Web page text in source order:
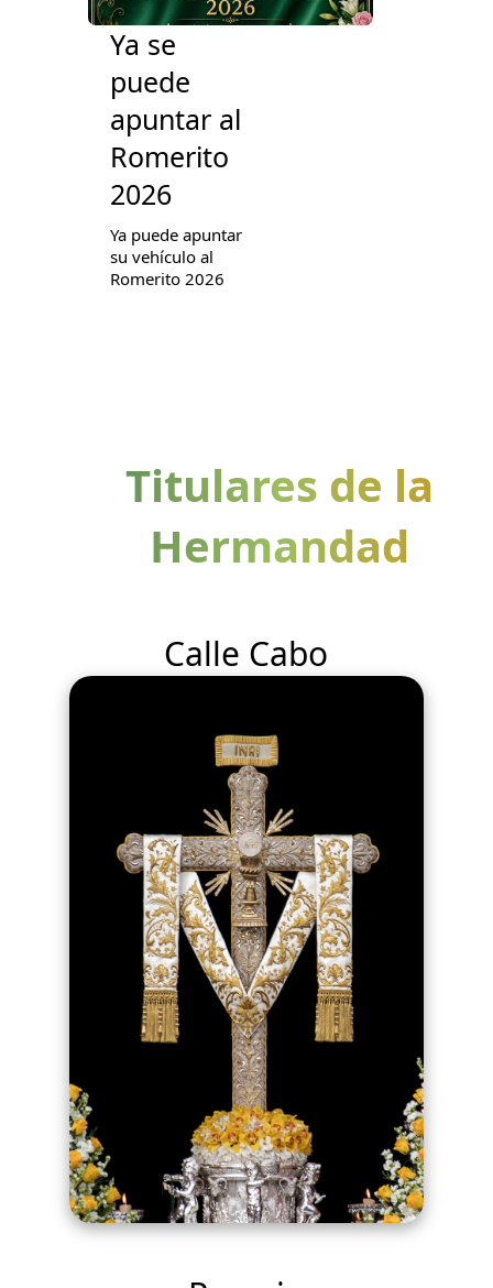
Ya se
puede
apuntar al
Romerito
2026
Ya puede apuntar
su vehículo al
Romerito 2026
Titulares de la
Hermandad
Calle Cabo